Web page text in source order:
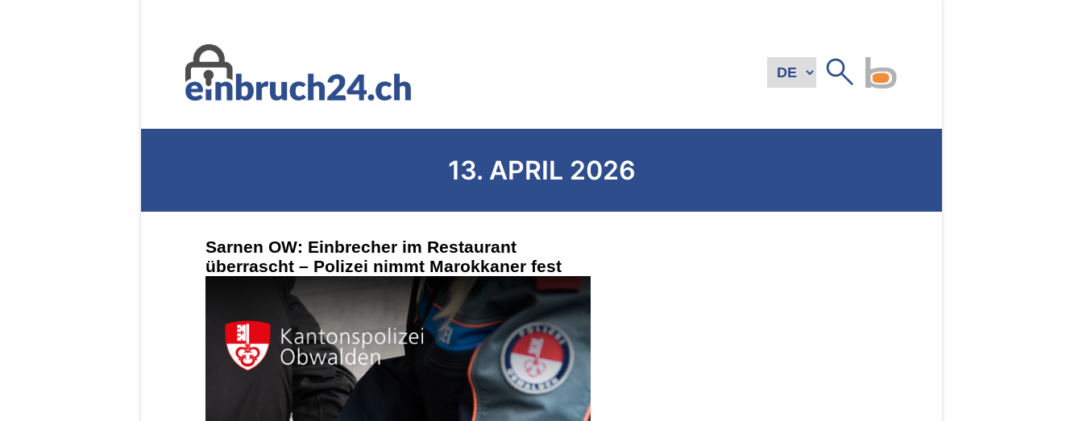
13. APRIL 2026
Sarnen OW: Einbrecher im Restaurant
überrascht – Polizei nimmt Marokkaner fest